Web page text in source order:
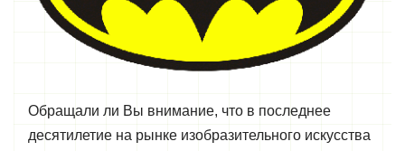
Обращали ли Вы внимание, что в последнее
десятилетие на рынке изобразительного искусства